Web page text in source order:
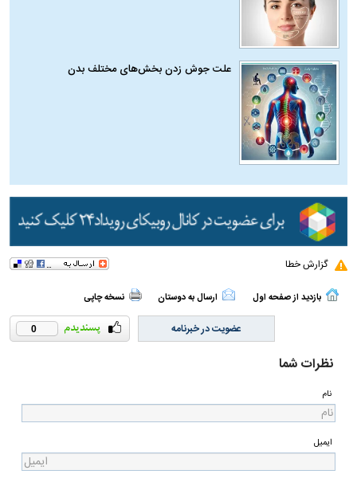
علت جوش زدن بخش‌های مختلف بدن
گزارش خطا
بازدید از صفحه اول ارسال به دوستان نسخه چاپی
0 عضویت در خبرنامه
نظرات شما
نام
ایمیل